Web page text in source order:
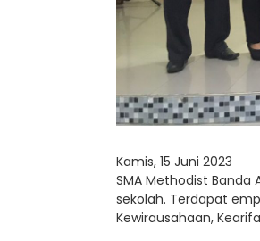
Kamis, 15 Juni 2023
SMA Methodist Banda
sekolah. Terdapat
Kewirausahaan,